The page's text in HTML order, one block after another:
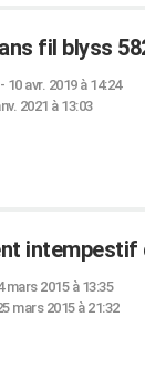
fil blyss
10 avr. 2019 à 14:24
2021 à 13:03
mars 2015 à 13:35
mars 2015 à 21:32